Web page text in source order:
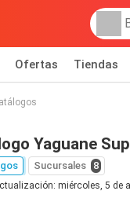
Ofertas Tiendas
web
Yaguane
Sucursales 8
miércoles, 5 de